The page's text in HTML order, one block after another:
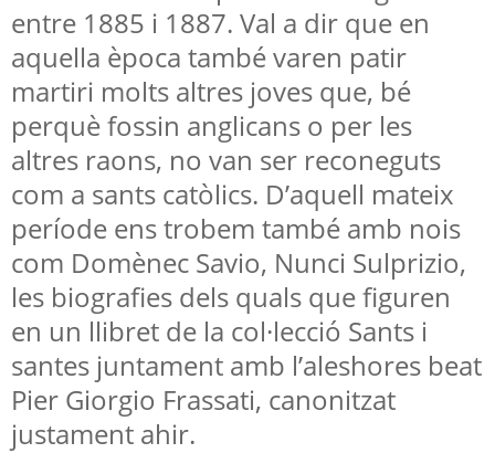
entre 1885 i 1887. Val a dir que en
aquella època també varen patir
martiri molts altres joves que, bé
perquè fossin anglicans o per les
altres raons, no van ser reconeguts
com a sants catòlics. D’aquell mateix
període ens trobem també amb nois
com Domènec Savio, Nunci Sulprizio,
les biografies dels quals que figuren
en un llibret de la col·lecció Sants i
santes juntament amb l’aleshores beat
Pier Giorgio Frassati, canonitzat
justament ahir.